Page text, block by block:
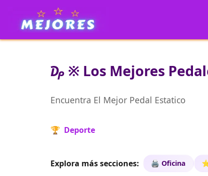
₯ ※ Los Mejores
Encuentra El Mejor Pedal Estatico
🏆 Deporte
Explora más secciones: 🖨️ Oficina